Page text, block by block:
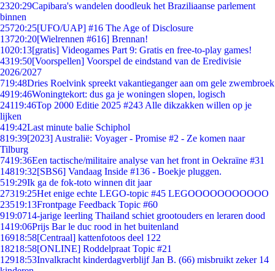
2320:29Capibara's wandelen doodleuk het Braziliaanse parlement
binnen
25720:25[UFO/UAP] #16 The Age of Disclosure
13720:20[Wielrennen #616] Brennan!
1020:13[gratis] Videogames Part 9: Gratis en free-to-play games!
4319:50[Voorspellen] Voorspel de eindstand van de Eredivisie
2026/2027
719:48Dries Roelvink spreekt vakantieganger aan om gele zwembroek
4919:46Woningtekort: dus ga je woningen slopen, logisch
24119:46Top 2000 Editie 2025 #243 Alle dikzakken willen op je
lijken
419:42Last minute balie Schiphol
819:39[2023] Australië: Voyager - Promise #2 - Ze komen naar
Tilburg
7419:36Een tactische/militaire analyse van het front in Oekraïne #31
14819:32[SBS6] Vandaag Inside #136 - Boekje pluggen.
519:29Ik ga de fok-toto winnen dit jaar
27319:25Het enige echte LEGO-topic #45 LEGOOOOOOOOOOO
23519:13Frontpage Feedback Topic #60
919:0714-jarige leerling Thailand schiet grootouders en leraren dood
1419:06Prijs Bar le duc rood in het buitenland
16918:58[Centraal] kattenfotoos deel 122
18218:58[ONLINE] Roddelpraat Topic #21
12918:53Invalkracht kinderdagverblijf Jan B. (66) misbruikt zeker 14